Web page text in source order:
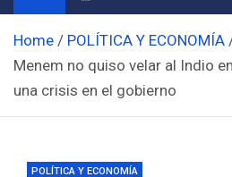
Home
POLÍTICA Y ECONOMÍA
Menem no quiso velar al Indio
una crisis en el gobierno
POLÍTICA Y ECONOMÍA